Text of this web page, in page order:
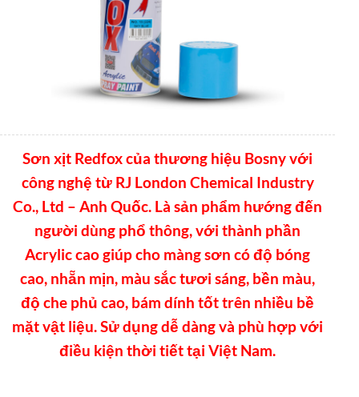
Sơn xịt Redfox của thương hiệu Bosny với
công nghệ từ RJ London Chemical Industry
Co., Ltd – Anh Quốc. Là sản phẩm hướng đến
người dùng phổ thông, với thành phần
Acrylic cao giúp cho màng sơn có độ bóng
cao, nhẵn mịn, màu sắc tươi sáng, bền màu,
độ che phủ cao, bám dính tốt trên nhiều bề
mặt vật liệu. Sử dụng dễ dàng và phù hợp với
điều kiện thời tiết tại Việt Nam.